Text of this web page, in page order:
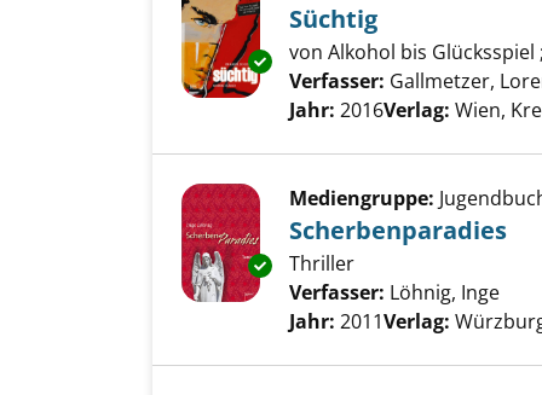
Exemplar-Details von Süchtig
Süchtig
von Alkohol bis
Verfasser: Gallmetzer,
Jahr: 2016Verlag: Wien,
Exemplar-Details von
Mediengruppe:
Scherbenparadies
Thriller
Verfasser: Löhnig, Inge
Jahr: 2011Verlag: